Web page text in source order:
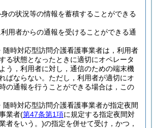
の状況等の情報を蓄積することができる
用者からの通報を受けることができる通
随時対応型訪問介護看護事業者は，利用者
る状態となったときに適切にオペレータ
う，利用者に対し，通信のための端末機
ばならない。 ただし，利用者が適切にオ
の通報を行うことができる場合は，この
随時対応型訪問介護看護事業者が指定夜間
業者(第47条第1項に規定する指定夜間対
者をいう。)の指定を併せて受け，かつ，